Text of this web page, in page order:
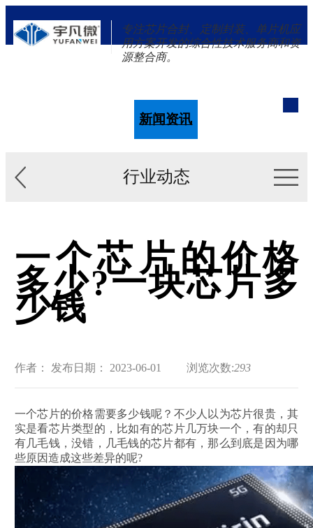
专注芯片合封、定制封装、单片机应
用方案开发的综合性技术服务商和资
源整合商。
新闻资讯
行业动态
一个芯片的价格
多少?一块芯片多
少钱
作者： 发布日期： 2023-06-01 浏览次数:293
一个芯片的价格需要多少钱呢？不少人以为芯片很贵，其
实是看芯片类型的，比如有的芯片几万块一个，有的却只
有几毛钱，没错，几毛钱的芯片都有，那么到底是因为哪
些原因造成这些差异的呢?